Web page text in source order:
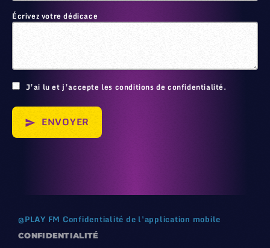
Écrivez votre dédicace
J’ai lu et j’accepte les conditions de confidentialité.
send ENVOYER
@PLAY FM Confidentialité de l'application mobile
CONFIDENTIALITÉ